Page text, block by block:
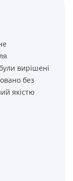
вирішені
без
якістю